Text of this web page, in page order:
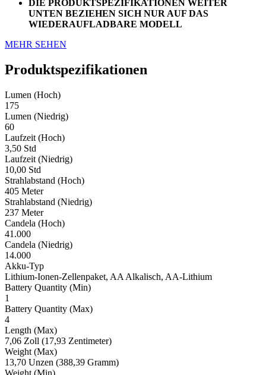
DIE PRODUKTSPEZIFIKATIONEN WEITER
UNTEN BEZIEHEN SICH NUR AUF DAS
WIEDERAUFLADBARE MODELL
MEHR SEHEN
Produktspezifikationen
Lumen (Hoch)
175
Lumen (Niedrig)
60
Laufzeit (Hoch)
3,50 Std
Laufzeit (Niedrig)
10,00 Std
Strahlabstand (Hoch)
405 Meter
Strahlabstand (Niedrig)
237 Meter
Candela (Hoch)
41.000
Candela (Niedrig)
14.000
Akku-Typ
Lithium-Ionen-Zellenpaket, AA Alkalisch, AA-Lithium
Battery Quantity (Min)
1
Battery Quantity (Max)
4
Length (Max)
7,06 Zoll (17,93 Zentimeter)
Weight (Max)
13,70 Unzen (388,39 Gramm)